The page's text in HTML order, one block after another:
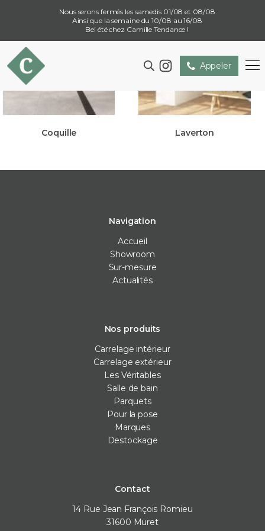
Nous serons fermés les samedis 01/08 et 08/08
Ainsi que la semaine du 10/08 au 16/08
Bel été chez Camille Tendance !
Appeler
Coquille Laverton
Navigation
Accueil
Showroom
Sur-mesure
Actualités
Nos produits
Carrelage intérieur
Carrelage extérieur
Les Véritables
Salle de bain
Parquets
Pour la pose
Marques
Destockage
Contact
14 Rue Jean François Romieu
31600 Muret